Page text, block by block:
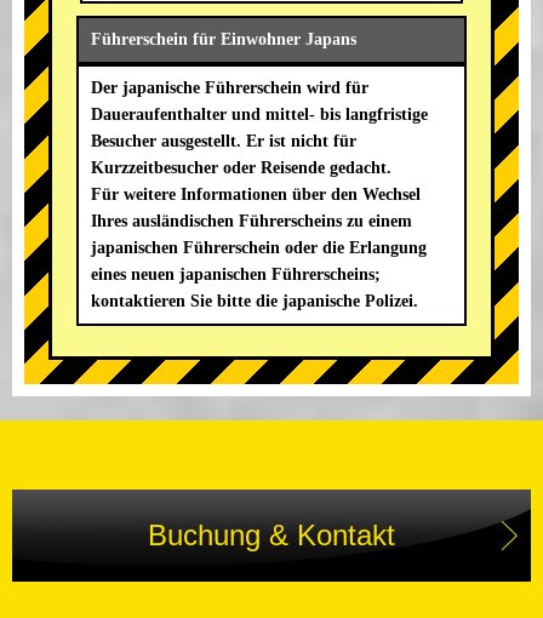
Führerschein für Einwohner Japans
Der japanische Führerschein wird für
Daueraufenthalter und mittel- bis langfristige
Besucher ausgestellt. Er ist nicht für
Kurzzeitbesucher oder Reisende gedacht.
Für weitere Informationen über den Wechsel
Ihres ausländischen Führerscheins zu einem
japanischen Führerschein oder die Erlangung
eines neuen japanischen Führerscheins;
kontaktieren Sie bitte die japanische Polizei.
Buchung & Kontakt